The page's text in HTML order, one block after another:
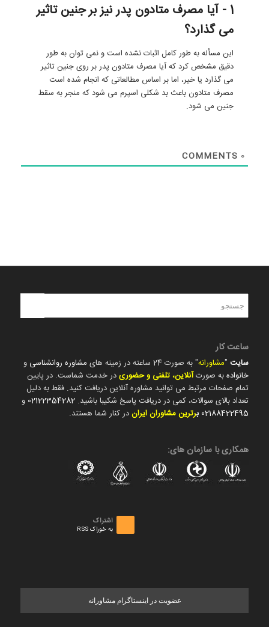
1 - آیا مصرف متادون پدر نیز بر جنین تاثیر
می گذارد؟
این مسأله به طور کامل اثبات نشده است و نمی توان به طور
دقیق مشخص کرد که آیا مصرف متادون پدر بر روی جنین تاثیر
می گذارد یا خیر، اما بر اساس مطالعاتی که انجام شده است
مصرف متادون باعث بد شکلی اسپرم می شود که منجر به سقط
جنین می شود.
0
ساعت کار
سایت"مشاورانه" به صورت 24 ساعته در زمینه های مشاوره روانشناسی و
خانوادهبه صورتآنلاین، تلفنی و حضوریدر خدمت شماست. در پایین
تمام صفحات مرتبط می توانید مشاوره آنلاین دریافت کنید. فقط به دلیل
تعداد بالای سوالات، کمی در دریافت پاسخ شکیبا باشید. 02122354282 و
02188422495 برترین مشاوران ایراندر کنار شما هستند.
همکاری با سازمان های:
اشتراک
به خوراک RSS
عضویت در اینستاگرام مشاورانه